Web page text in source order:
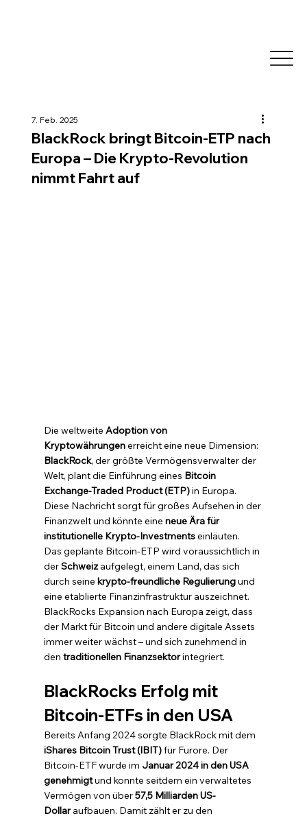
BlackRock bringt Bitcoin-ETP nach
Europa – Die Krypto-Revolution
nimmt Fahrt auf
7. Feb. 2025
Die weltweite Adoption von
Kryptowährungen erreicht eine neue Dimension:
BlackRock, der größte Vermögensverwalter der
Welt, plant die Einführung eines Bitcoin
Exchange-Traded Product (ETP) in Europa.
Diese Nachricht sorgt für großes Aufsehen in der
Finanzwelt und könnte eine neue Ära für
institutionelle Krypto-Investments einläuten.
Das geplante Bitcoin-ETP wird voraussichtlich in
der Schweiz aufgelegt, einem Land, das sich
durch seine krypto-freundliche Regulierung und
eine etablierte Finanzinfrastruktur auszeichnet.
BlackRocks Expansion nach Europa zeigt, dass
der Markt für Bitcoin und andere digitale Assets
immer weiter wächst – und sich zunehmend in
den traditionellen Finanzsektor integriert.
BlackRocks Erfolg mit
Bitcoin-ETFs in den USA
Bereits Anfang 2024 sorgte BlackRock mit dem
iShares Bitcoin Trust (IBIT) für Furore. Der
Bitcoin-ETF wurde im Januar 2024 in den USA
genehmigt und konnte seitdem ein verwaltetes
Vermögen von über 57,5 Milliarden US-
Dollar aufbauen. Damit zählt er zu den